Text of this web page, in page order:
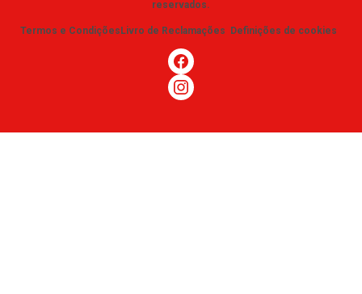
reservados.
Termos e Condições Livro de Reclamações Definições de cookies